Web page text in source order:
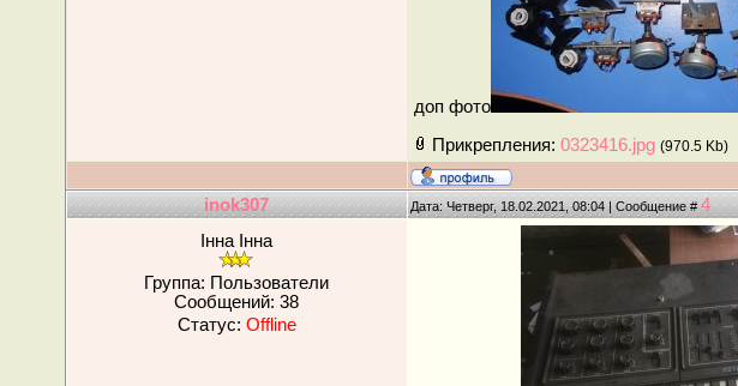
доп фото
Прикрепления: 0323416.jpg (970.5 Kb)
inok307 Дата: Четверг, 18.02.2021, 08:04 | Сообщение # 4
Інна Інна
Группа: Пользователи
Сообщений: 38
Статус: Offline